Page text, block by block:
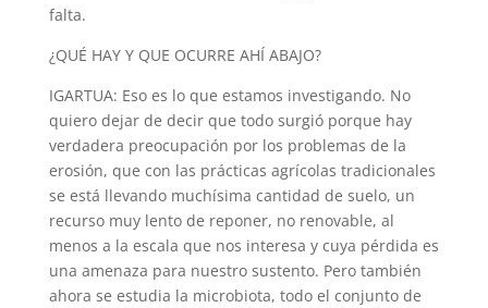
falta.
¿QUÉ HAY Y QUE OCURRE AHÍ ABAJO?
IGARTUA: Eso es lo que estamos investigando. No
quiero dejar de decir que todo surgió porque hay
verdadera preocupación por los problemas de la
erosión, que con las prácticas agrícolas tradicionales
se está llevando muchísima cantidad de suelo, un
recurso muy lento de reponer, no renovable, al
menos a la escala que nos interesa y cuya pérdida es
una amenaza para nuestro sustento. Pero también
ahora se estudia la microbiota, todo el conjunto de